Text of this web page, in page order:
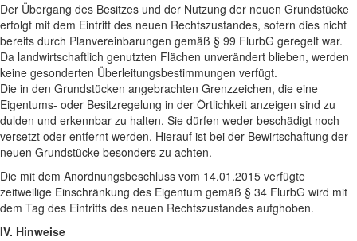
Der Übergang des Besitzes und der Nutzung der neuen Grundstücke
erfolgt mit dem Eintritt des neuen Rechtszustandes, sofern dies nicht
bereits durch Planvereinbarungen gemäß § 99 FlurbG geregelt war.
Da landwirtschaftlich genutzten Flächen unverändert blieben, werden
keine gesonderten Überleitungsbestimmungen verfügt.
Die in den Grundstücken angebrachten Grenzzeichen, die eine
Eigentums- oder Besitzregelung in der Örtlichkeit anzeigen sind zu
dulden und erkennbar zu halten. Sie dürfen weder beschädigt noch
versetzt oder entfernt werden. Hierauf ist bei der Bewirtschaftung der
neuen Grundstücke besonders zu achten.
Die mit dem Anordnungsbeschluss vom 14.01.2015 verfügte
zeitweilige Einschränkung des Eigentum gemäß § 34 FlurbG wird mit
dem Tag des Eintritts des neuen Rechtszustandes aufghoben.
IV. Hinweise